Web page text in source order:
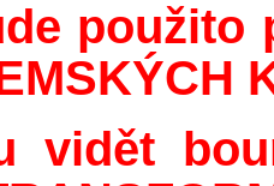
použito
vidět